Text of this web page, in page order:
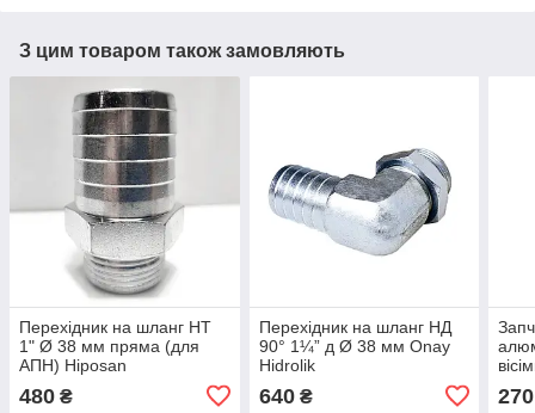
З цим товаром також замовляють
Перехідник на шланг НТ
1" Ø 38 мм пряма (для
АПН) Hiposan
480 ₴
Перехідник на шланг НД
90° 1¼” д Ø 38 мм Onay
Hidrolik
640₴ 270